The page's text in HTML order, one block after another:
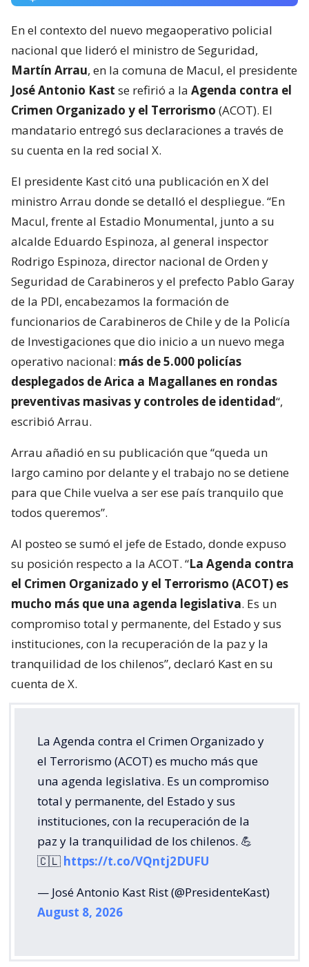
En el contexto del nuevo megaoperativo policial
nacional que lideró el ministro de Seguridad,
Martín Arrau, en la comuna de Macul, el presidente
José Antonio Kast se refirió a la Agenda contra el
Crimen Organizado y el Terrorismo (ACOT). El
mandatario entregó sus declaraciones a través de
su cuenta en la red social X.
El presidente Kast citó una publicación en X del
ministro Arrau donde se detalló el despliegue. “En
Macul, frente al Estadio Monumental, junto a su
alcalde Eduardo Espinoza, al general inspector
Rodrigo Espinoza, director nacional de Orden y
Seguridad de Carabineros y el prefecto Pablo Garay
de la PDI, encabezamos la formación de
funcionarios de Carabineros de Chile y de la Policía
de Investigaciones que dio inicio a un nuevo mega
operativo nacional: más de 5.000 policías
desplegados de Arica a Magallanes en rondas
preventivas masivas y controles de identidad“,
escribió Arrau.
Arrau añadió en su publicación que “queda un
largo camino por delante y el trabajo no se detiene
para que Chile vuelva a ser ese país tranquilo que
todos queremos”.
Al posteo se sumó el jefe de Estado, donde expuso
su posición respecto a la ACOT. “La Agenda contra
el Crimen Organizado y el Terrorismo (ACOT) es
mucho más que una agenda legislativa. Es un
compromiso total y permanente, del Estado y sus
instituciones, con la recuperación de la paz y la
tranquilidad de los chilenos”, declaró Kast en su
cuenta de X.
La Agenda contra el Crimen Organizado y
el Terrorismo (ACOT) es mucho más que
una agenda legislativa. Es un compromiso
total y permanente, del Estado y sus
instituciones, con la recuperación de la
paz y la tranquilidad de los chilenos. 💪
🇨🇱 https://t.co/VQntj2DUFU
— José Antonio Kast Rist (@PresidenteKast)
August 8, 2026